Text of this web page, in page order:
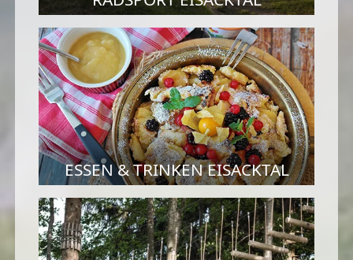
ESSEN & TRINKEN EISACKTAL